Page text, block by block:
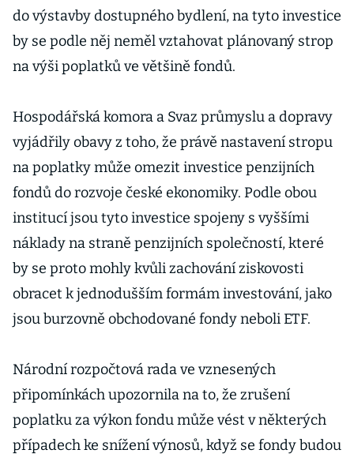
do výstavby dostupného bydlení, na tyto investice
by se podle něj neměl vztahovat plánovaný strop
na výši poplatků ve většině fondů.
Hospodářská komora a Svaz průmyslu a dopravy
vyjádřily obavy z toho, že právě nastavení stropu
na poplatky může omezit investice penzijních
fondů do rozvoje české ekonomiky. Podle obou
institucí jsou tyto investice spojeny s vyššími
náklady na straně penzijních společností, které
by se proto mohly kvůli zachování ziskovosti
obracet k jednodušším formám investování, jako
jsou burzovně obchodované fondy neboli ETF.
Národní rozpočtová rada ve vznesených
připomínkách upozornila na to, že zrušení
poplatku za výkon fondu může vést v některých
případech ke snížení výnosů, když se fondy budou